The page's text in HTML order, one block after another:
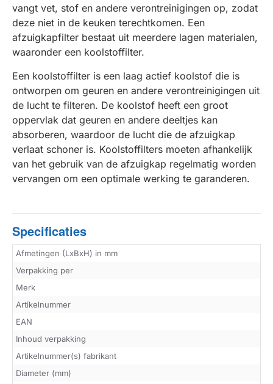
vangt vet, stof en andere verontreinigingen op, zodat
deze niet in de keuken terechtkomen. Een
afzuigkapfilter bestaat uit meerdere lagen materialen,
waaronder een koolstoffilter.
Een koolstoffilter is een laag actief koolstof die is
ontworpen om geuren en andere verontreinigingen uit
de lucht te filteren. De koolstof heeft een groot
oppervlak dat geuren en andere deeltjes kan
absorberen, waardoor de lucht die de afzuigkap
verlaat schoner is. Koolstoffilters moeten afhankelijk
van het gebruik van de afzuigkap regelmatig worden
vervangen om een optimale werking te garanderen.
Specificaties
Afmetingen (LxBxH) in mm
Verpakking per
Merk
Artikelnummer
EAN
Inhoud verpakking
Artikelnummer(s) fabrikant
Diameter (mm)